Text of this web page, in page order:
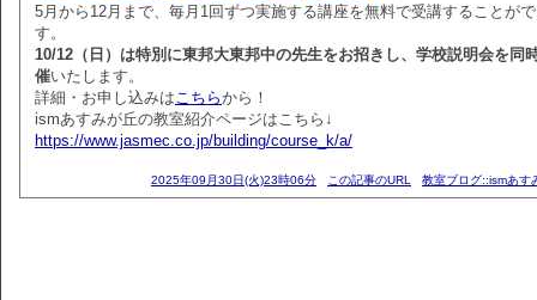
5月から12月まで、毎月1回ずつ実施する講座を無料で受講することが
す。
10/12（日）は特別に東邦大東邦中の先生をお招きし、学校説明会を同
催いたします。
詳細・お申し込みはこちらから！
ismあすみが丘の教室紹介ページはこちら↓
https://www.jasmec.co.jp/building/course_k/a/
2025年09月30日(火)23時06分 この記事のURL 教室ブログ::ismあす